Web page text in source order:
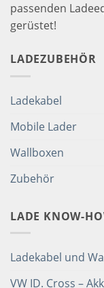
passenden
gerüstet!
LADEZUBEHÖR
Ladekabel
Mobile Lader
Wallboxen
Zubehör
LADE KNOW-
Ladekabel und
VW ID. Cross –